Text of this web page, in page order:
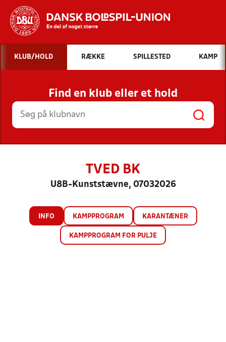
Hvad vil du søge efter?
INDHOLD OG NYHEDER
STILLINGER, RESULTATER, KLUBBER OG
HOLD
KLUB/HOLD RÆKKE SPILLESTED KAMP
Find en klub eller et hold
TVED BK
U8B-Kunststævne, 07032026
INFO KAMPPROGRAM KARANTÆNER
KAMPPROGRAM FOR PULJE